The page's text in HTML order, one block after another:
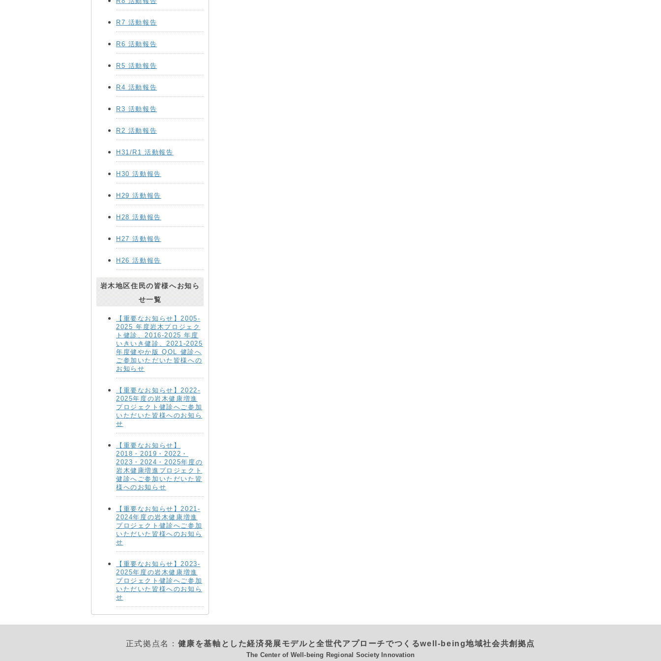
R7 活動報告
R6 活動報告
R5 活動報告
R4 活動報告
R3 活動報告
R2 活動報告
H31/R1 活動報告
H30 活動報告
H29 活動報告
H28 活動報告
H27 活動報告
H26 活動報告
岩木地区住民の皆様へお知ら
せ一覧
【重要なお知らせ】2005-
2025 年度岩木プロジェク
ト健診、2016-2025 年度
いきいき健診、2021-2025
年度健やか版 QOL 健診へ
ご参加いただいた皆様への
お知らせ
【重要なお知らせ】2022-
2025年度の岩木健康増進
プロジェクト健診へご参加
いただいた皆様へのお知ら
せ
【重要なお知らせ】
2018・2019・2022・
2023・2024・2025年度の
岩木健康増進プロジェクト
健診へご参加いただいた皆
様へのお知らせ
【重要なお知らせ】2021-
2024年度の岩木健康増進
プロジェクト健診へご参加
いただいた皆様へのお知ら
せ
【重要なお知らせ】2023-
2025年度の岩木健康増進
プロジェクト健診へご参加
いただいた皆様へのお知ら
せ
正式拠点名： 健康を基軸とした経済発展モデルと全世代アプローチでつくるwell-being地域社会共創拠点
The Center of Well-being Regional Society Innovation